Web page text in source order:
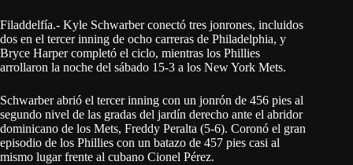
Filaddelfía.- Kyle Schwarber conectó tres jonrones, incluidos
dos en el tercer inning de ocho carreras de Philadelphia, y
Bryce Harper completó el ciclo, mientras los Phillies
arrollaron la noche del sábado 15-3 a los New York Mets.
Schwarber abrió el tercer inning con un jonrón de 456 pies al
segundo nivel de las gradas del jardín derecho ante el abridor
dominicano de los Mets, Freddy Peralta (5-6). Coronó el gran
episodio de los Phillies con un batazo de 457 pies casi al
mismo lugar frente al cubano Cionel Pérez.